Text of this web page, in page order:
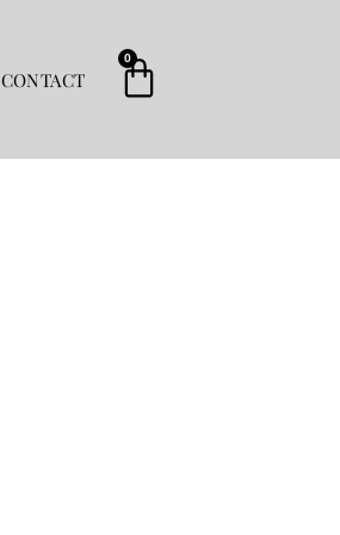
CONTACT
0